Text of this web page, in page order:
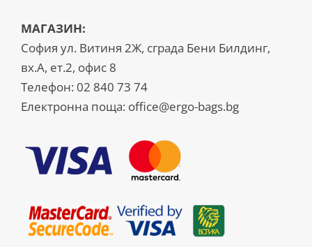
МАГАЗИН:
София ул. Витиня 2Ж, сграда Бени Билдинг,
вх.А, ет.2, офис 8
Телефон: 02 840 73 74
Електронна поща: office@ergo-bags.bg